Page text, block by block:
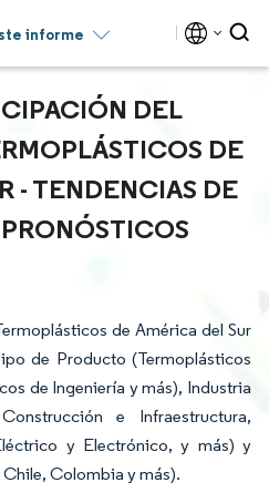
informe
DEL
DE
- TENDENCIAS DE
de América del Sur
de Producto (Termoplásticos
de Ingeniería y más), Industria
e Infraestructura,
y Electrónico, y más) y
Colombia y más).